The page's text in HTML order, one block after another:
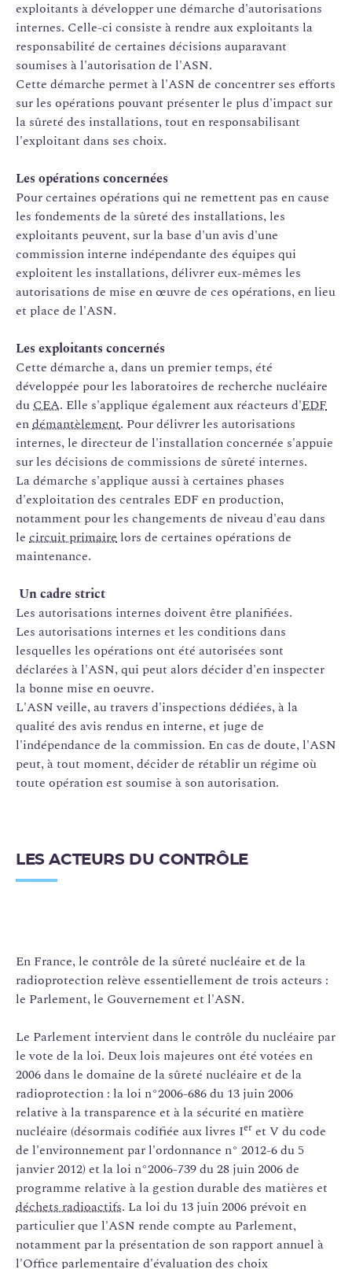
exploitants à développer une démarche d'autorisations
internes. Celle-ci consiste à rendre aux exploitants la
responsabilité de certaines décisions auparavant
soumises à l'autorisation de l'ASN.
Cette démarche permet à l'ASN de concentrer ses efforts
sur les opérations pouvant présenter le plus d'impact sur
la sûreté des installations, tout en responsabilisant
l'exploitant dans ses choix.
Les opérations concernées
Pour certaines opérations qui ne remettent pas en cause
les fondements de la sûreté des installations, les
exploitants peuvent, sur la base d'un avis d'une
commission interne indépendante des équipes qui
exploitent les installations, délivrer eux-mêmes les
autorisations de mise en œuvre de ces opérations, en lieu
et place de l'ASN.
Les exploitants concernés
Cette démarche a, dans un premier temps, été
développée pour les laboratoires de recherche nucléaire
duCEA. Elle s'applique également aux réacteurs d'EDF
endémantèlement. Pour délivrer les autorisations
internes, le directeur de l'installation concernée s'appuie
sur les décisions de commissions de sûreté internes.
La démarche s'applique aussi à certaines phases
d'exploitation des centrales EDF en production,
notamment pour les changements de niveau d'eau dans
le circuit primaire lors de certaines opérations de
maintenance.
Un cadre strict
Les autorisations internes doivent être planifiées.
Les autorisations internes et les conditions dans
lesquelles les opérations ont été autorisées sont
déclarées à l'ASN, qui peut alors décider d'en inspecter
la bonne mise en oeuvre.
L'ASN veille, au travers d'inspections dédiées, à la
qualité des avis rendus en interne, et juge de
l'indépendance de la commission. En cas de doute, l'ASN
peut, à tout moment, décider de rétablir un régime où
toute opération est soumise à son autorisation.
LES ACTEURS DU CONTRÔLE
En France, le contrôle de la sûreté nucléaire et de la
radioprotection relève essentiellement de trois acteurs :
le Parlement, le Gouvernement et l'ASN.
Le Parlement intervient dans le contrôle du nucléaire par
le vote de la loi. Deux lois majeures ont été votées en
2006 dans le domaine de la sûreté nucléaire et de la
radioprotection : la loi n°2006-686 du 13 juin 2006
relative à la transparence et à la sécurité en matière
nucléaire (désormais codifiée aux livres Ier et V du code
de l'environnement par l'ordonnance n° 2012-6 du 5
janvier 2012) et la loi n°2006-739 du 28 juin 2006 de
programme relative à la gestion durable des matières et
déchets radioactifs. La loi du 13 juin 2006 prévoit en
particulier que l'ASN rende compte au Parlement,
notamment par la présentation de son rapport annuel à
l'Office parlementaire d'évaluation des choix